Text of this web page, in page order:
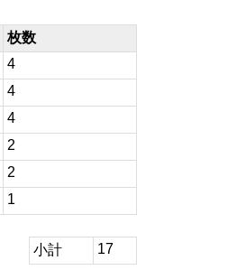
枚数
4
4
4
2
2
1
小計 17